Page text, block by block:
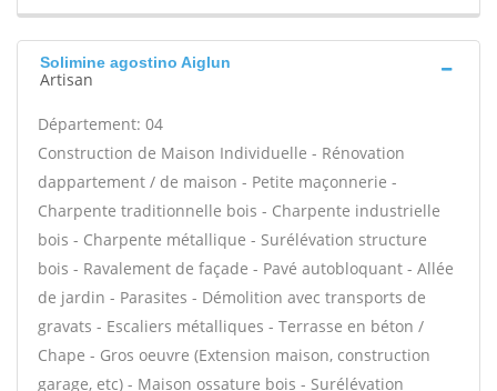
Solimine agostino Aiglun
Artisan
Département: 04
Construction de Maison Individuelle - Rénovation
dappartement / de maison - Petite maçonnerie -
Charpente traditionnelle bois - Charpente industrielle
bois - Charpente métallique - Surélévation structure
bois - Ravalement de façade - Pavé autobloquant - Allée
de jardin - Parasites - Démolition avec transports de
gravats - Escaliers métalliques - Terrasse en béton /
Chape - Gros oeuvre (Extension maison, construction
garage, etc) - Maison ossature bois - Surélévation